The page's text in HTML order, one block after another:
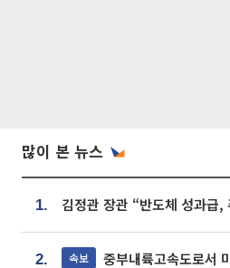
많이 본 뉴스
1.
2. 속보 중부내륙고속도로서